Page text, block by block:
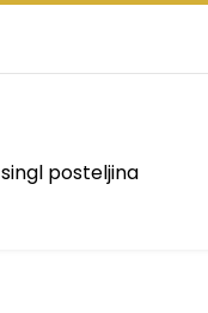
singl posteljina